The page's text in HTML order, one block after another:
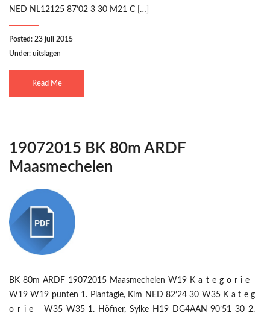
NED NL12125 87’02 3 30 M21 C […]
Posted: 23 juli 2015
Under: uitslagen
Read Me
19072015 BK 80m ARDF
Maasmechelen
BK 80m ARDF 19072015 Maasmechelen W19 K a t e g o r i e
W19 W19 punten 1. Plantagie, Kim NED 82’24 30 W35 K a t e g
o r i e W35 W35 1. Höfner, Sylke H19 DG4AAN 90’51 30 2.